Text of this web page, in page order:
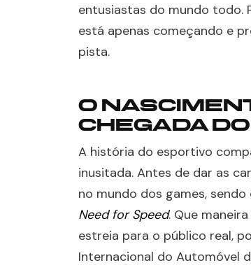
entusiastas do mundo todo.
está apenas começando e
pista.
O
CHEGADA
A história do esportivo
inusitada. Antes de dar as
no mundo dos games,
Need for Speed. Que
estreia para o público real,
Internacional do Automóvel